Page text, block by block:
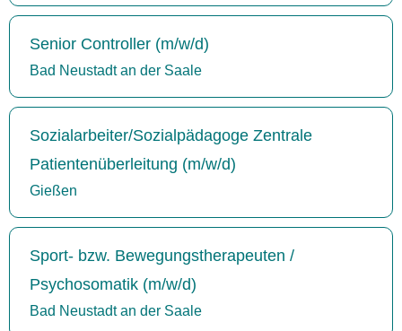
Senior Controller (m/w/d)
Bad Neustadt an der Saale
Sozialarbeiter/Sozialpädagoge Zentrale
Patientenüberleitung (m/w/d)
Gießen
Sport- bzw. Bewegungstherapeuten /
Psychosomatik (m/w/d)
Bad Neustadt an der Saale